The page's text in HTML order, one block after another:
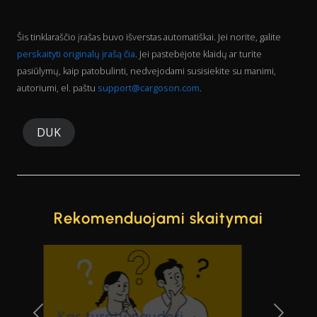
Šis tinklaraščio įrašas buvo išverstas automatiškai. Jei norite, galite
perskaityti originalų įrašą čia. Jei pastebėjote klaidų ar turite
pasiūlymų, kaip patobulinti, nedvejodami susisiekite su manimi,
autoriumi, el. paštu support@cargoson.com.
DUK
Rekomenduojami skaitymai
„nShift" ir „Cargoson":